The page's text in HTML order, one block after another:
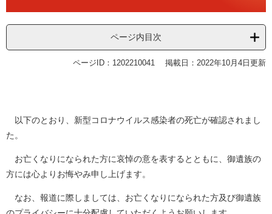
ページ内目次
ページID：1202210041 掲載日：2022年10月4日更新
以下のとおり、新型コロナウイルス感染者の死亡が確認されまし
た。
お亡くなりになられた方に哀悼の意を表するとともに、御遺族の
方には心よりお悔やみ申し上げます。
なお、報道に際しましては、お亡くなりになられた方及び御遺族